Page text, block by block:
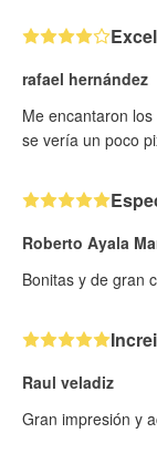
rafael hernández
Me encantaron
se vería un poco
Roberto Ayala
Bonitas y de gran
Raul veladiz
Gran impresión y